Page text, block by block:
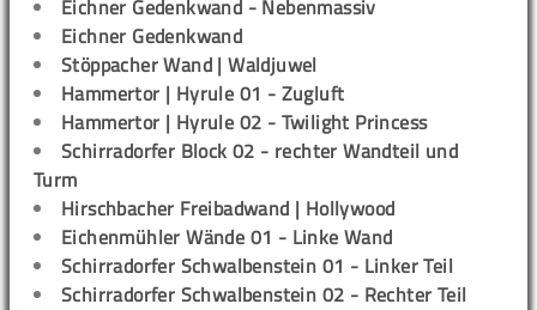
Eichner Gedenkwand - Nebenmassiv
Eichner Gedenkwand
Stöppacher Wand | Waldjuwel
Hammertor | Hyrule 01 - Zugluft
Hammertor | Hyrule 02 - Twilight Princess
Schirradorfer Block 02 - rechter Wandteil und
Turm
Hirschbacher Freibadwand | Hollywood
Eichenmühler Wände 01 - Linke Wand
Schirradorfer Schwalbenstein 01 - Linker Teil
Schirradorfer Schwalbenstein 02 - Rechter Teil